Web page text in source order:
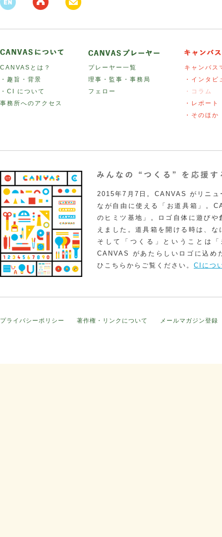
CANVASとは？
・趣旨・背景
・CI について
事務所へのアクセス
プレーヤー一覧
理事・監事・事務局
フェロー
キャンバス
・インタビ
・コラム
・レポート
・そのほか
2015年7月7日。CANVAS がリニュ
なが自由に使える「お道具箱」。
のヒミツ基地」。ロゴ自体に遊び
えました。道具箱を開ける時は、
そして「つくる」ということは
CANVAS があたらしいロゴに込め
ひこちらからご覧ください。 CIにつ
プライバシーポリシー 著作権・リンクについて メールマガジン登録